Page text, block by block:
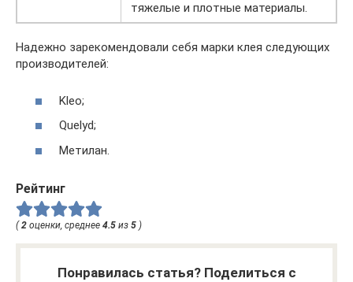
тяжелые и плотные материалы.
Надежно зарекомендовали себя марки клея следующих
производителей:
Kleo;
Quelyd;
Метилан.
Рейтинг
( 2 оценки, среднее 4.5 из 5 )
Понравилась статья? Поделиться с